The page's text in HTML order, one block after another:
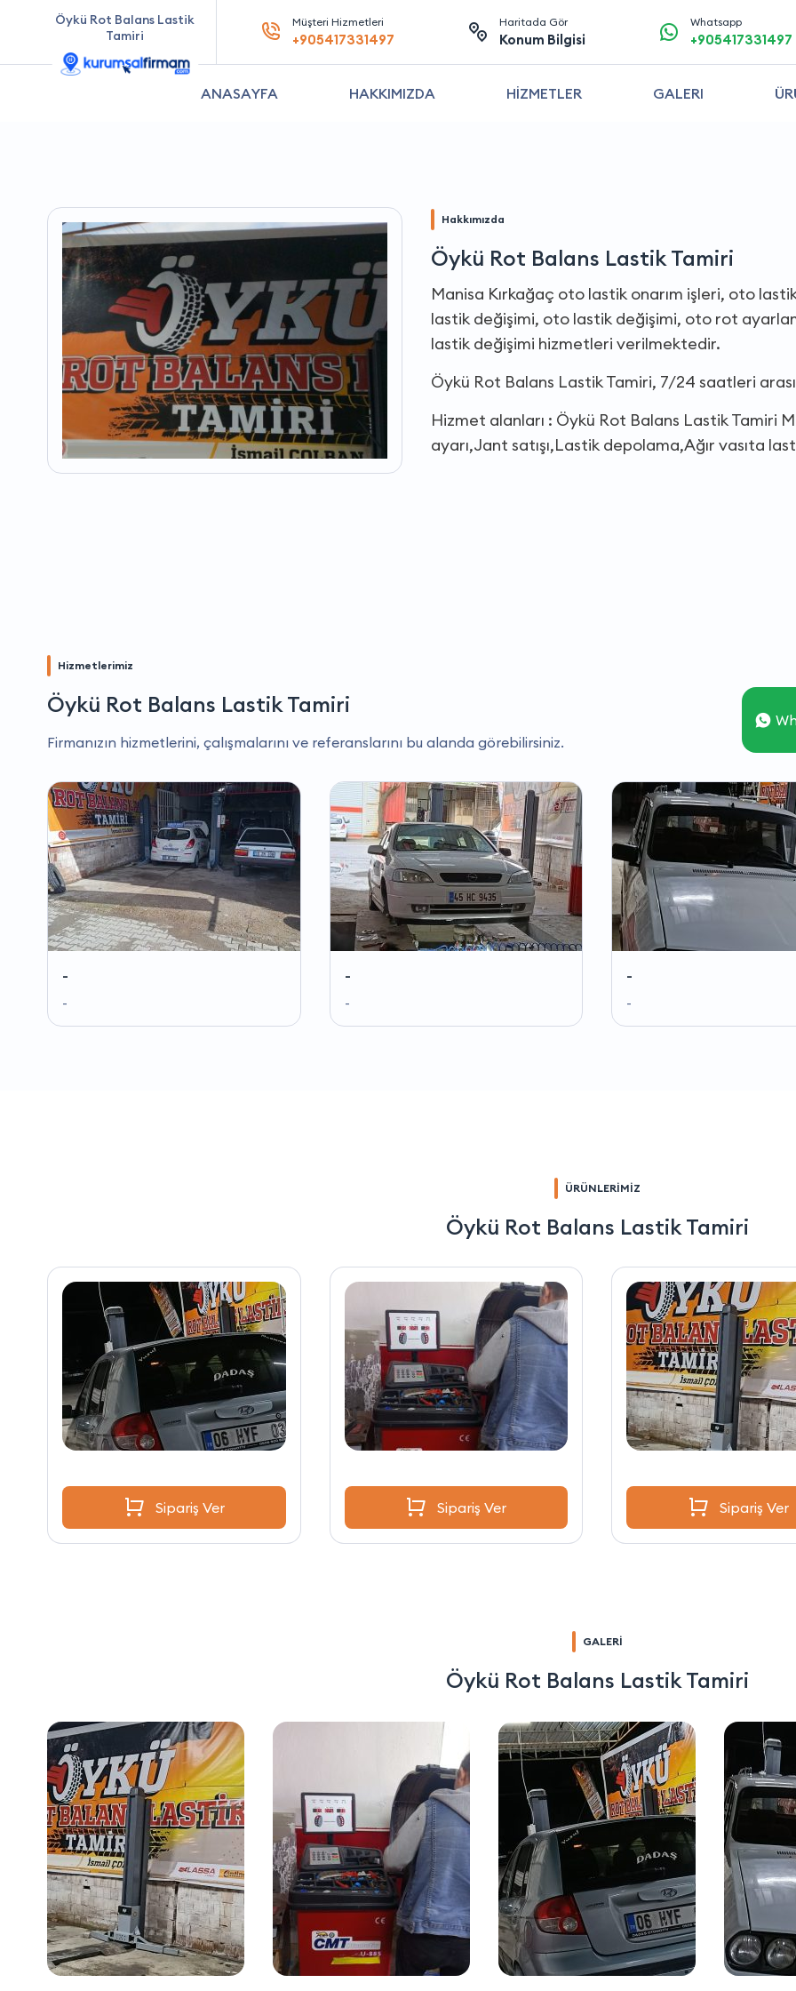
Öykü Rot Balans Lastik
Tamiri
Müşteri Hizmetleri
+905417331497
Haritada Gör
Konum Bilgisi
Whatsapp
+905417331497
ANASAYFA HAKKIMIZDA HİZMETLER GALERI
Hakkımızda
Öykü Rot Balans Lastik Tamiri
Manisa Kırkağaç oto lastik onarım işleri, oto
lastik değişimi, oto lastik değişimi, oto rot
lastik değişimi hizmetleri verilmektedir.
Öykü Rot Balans Lastik Tamiri, 7/24 saatleri
Hizmet alanları : Öykü Rot Balans Lastik Tamiri
ayarı,Jant satışı,Lastik depolama,Ağır vasıta
Hizmetlerimiz
Öykü Rot Balans Lastik Tamiri
Firmanızın hizmetlerini, çalışmalarını ve referanslarını bu alanda görebilirsiniz.
-
-
-
-
-
-
ÜRÜNLERİMİZ
Öykü Rot Balans Lastik Tamiri
Sipariş Ver Sipariş Ver Sipariş Ver
GALERİ
Öykü Rot Balans Lastik Tamiri